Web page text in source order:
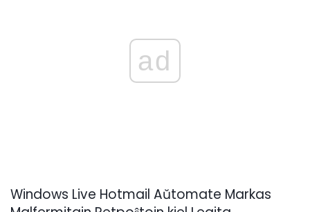
ad
Windows Live Hotmail Aŭtomate Markas